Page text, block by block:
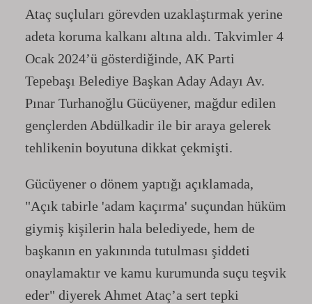
Ataç suçluları görevden uzaklaştırmak yerine
adeta koruma kalkanı altına aldı. Takvimler 4
Ocak 2024’ü gösterdiğinde, AK Parti
Tepebaşı Belediye Başkan Aday Adayı Av.
Pınar Turhanoğlu Gücüyener, mağdur edilen
gençlerden Abdülkadir ile bir araya gelerek
tehlikenin boyutuna dikkat çekmişti.
Gücüyener o dönem yaptığı açıklamada,
"Açık tabirle 'adam kaçırma' suçundan hüküm
giymiş kişilerin hala belediyede, hem de
başkanın en yakınında tutulması şiddeti
onaylamaktır ve kamu kurumunda suçu teşvik
eder" diyerek Ahmet Ataç’a sert tepki